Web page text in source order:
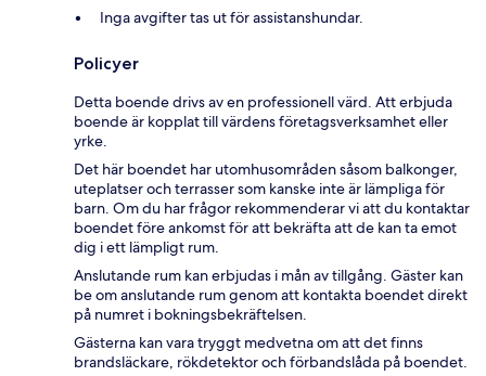
Inga avgifter tas ut för assistanshundar.
Policyer
Detta boende drivs av en professionell värd. Att erbjuda
boende är kopplat till värdens företagsverksamhet eller
yrke.
Det här boendet har utomhusområden såsom balkonger,
uteplatser och terrasser som kanske inte är lämpliga för
barn. Om du har frågor rekommenderar vi att du kontaktar
boendet före ankomst för att bekräfta att de kan ta emot
dig i ett lämpligt rum.
Anslutande rum kan erbjudas i mån av tillgång. Gäster kan
be om anslutande rum genom att kontakta boendet direkt
på numret i bokningsbekräftelsen.
Gästerna kan vara tryggt medvetna om att det finns
brandsläckare, rökdetektor och förbandslåda på boendet.